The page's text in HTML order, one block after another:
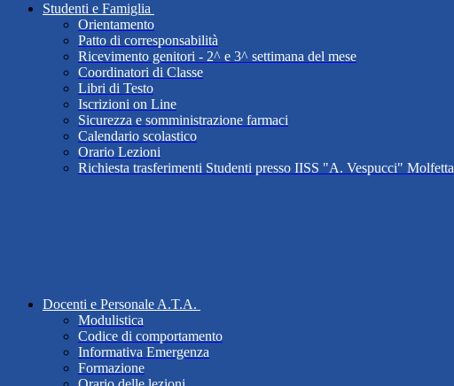
Studenti e Famiglia
Orientamento
Patto di corresponsabilità
Ricevimento genitori - 2^ e 3^ settimana del mese
Coordinatori di Classe
Libri di Testo
Iscrizioni on Line
Sicurezza e somministrazione farmaci
Calendario scolastico
Orario Lezioni
Richiesta trasferimenti Studenti presso IISS "A. Vespucci" Molfetta
Docenti e Personale A.T.A.
Modulistica
Codice di comportamento
Informativa Emergenza
Formazione